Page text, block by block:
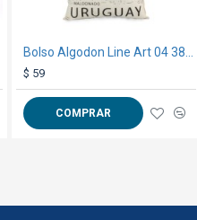
$ 59
COMPRAR